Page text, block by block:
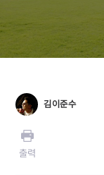
김이준수
출력